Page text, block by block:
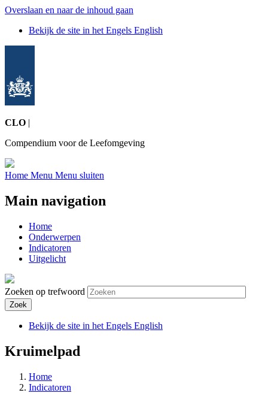
Overslaan en naar de inhoud gaan
Bekijk de site in het Engels English
CLO |
Compendium voor de Leefomgeving
Home Menu Menu sluiten
Main navigation
Home
Onderwerpen
Indicatoren
Uitgelicht
Zoeken op trefwoord
Zoek
Bekijk de site in het Engels English
Kruimelpad
Home
Indicatoren